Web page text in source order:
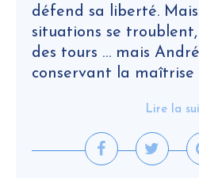
défend sa liberté.
situations se
des tours … mais
conservant la maîtrise
Lire la